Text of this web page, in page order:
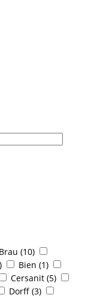
(10)
) Bien (1)
Cersanit (5)
Dorff (3)